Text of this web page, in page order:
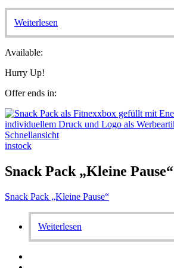
Weiterlesen
Available:
Hurry Up!
Offer ends in:
Schnellansicht
instock
Snack Pack „Kleine Pause“
Snack Pack „Kleine Pause“
Weiterlesen